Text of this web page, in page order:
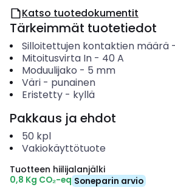
Katso tuotedokumentit
Tärkeimmät tuotetiedot
Silloitettujen kontaktien määrä-
Mitoitusvirta In- 40 A
Moduulijako - 5 mm
Väri- punainen
Eristetty- kyllä
Pakkaus ja ehdot
50 kpl
Vakiokäyttötuote
Tuotteen hiilijalanjälki
0,8 Kg CO₂-eq Soneparin arvio